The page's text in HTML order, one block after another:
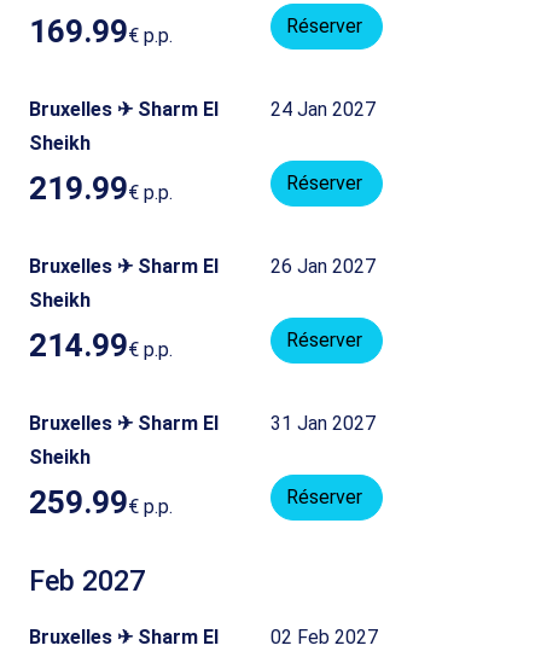
169.99€ p.p. Réserver
Bruxelles ✈ Sharm El
Sheikh
24 Jan 2027
219.99€ p.p. Réserver
Bruxelles ✈ Sharm El
Sheikh
26 Jan 2027
214.99€ p.p. Réserver
Bruxelles ✈ Sharm El
Sheikh
31 Jan 2027
259.99€ p.p. Réserver
Feb 2027
Bruxelles ✈ Sharm El
02 Feb 2027